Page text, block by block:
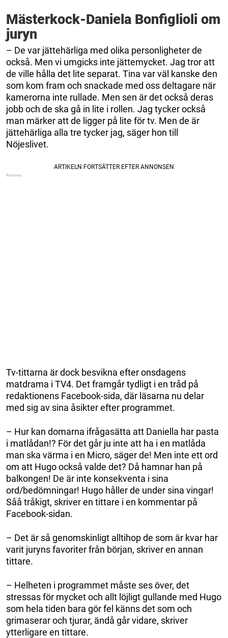
Mästerkock-Daniela Bonfiglioli om
juryn
– De var jättehärliga med olika personligheter de
också. Men vi umgicks inte jättemycket. Jag tror att
de ville hålla det lite separat. Tina var väl kanske den
som kom fram och snackade med oss deltagare när
kamerorna inte rullade. Men sen är det också deras
jobb och de ska gå in lite i rollen. Jag tycker också
man märker att de ligger på lite för tv. Men de är
jättehärliga alla tre tycker jag, säger hon till
Nöjeslivet.
Tv-tittarna är dock besvikna efter onsdagens
matdrama i TV4. Det framgår tydligt i en tråd på
redaktionens Facebook-sida, där läsarna nu delar
med sig av sina åsikter efter programmet.
– Hur kan domarna ifrågasätta att Daniella har pasta
i matlådan!? För det går ju inte att ha i en matlåda
man ska värma i en Micro, säger de! Men inte ett ord
om att Hugo också valde det? Då hamnar han på
balkongen! De är inte konsekventa i sina
ord/bedömningar! Hugo håller de under sina vingar!
Såå tråkigt, skriver en tittare i en kommentar på
Facebook-sidan.
– Det är så genomskinligt alltihop de som är kvar har
varit juryns favoriter från början, skriver en annan
tittare.
– Helheten i programmet måste ses över, det
stressas för mycket och allt löjligt gullande med Hugo
som hela tiden bara gör fel känns det som och
grimaserar och tjurar, ändå går vidare, skriver
ytterligare en tittare.